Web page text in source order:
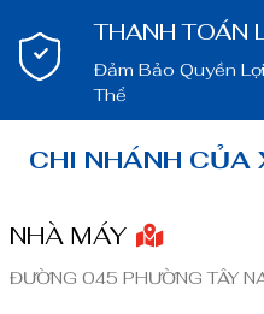
THANH TOÁN
Đảm Bảo Quyền
Thể
CHI NHÁNH CỦA
NHÀ MÁY
ĐƯỜNG 045 PHƯỜNG TÂY